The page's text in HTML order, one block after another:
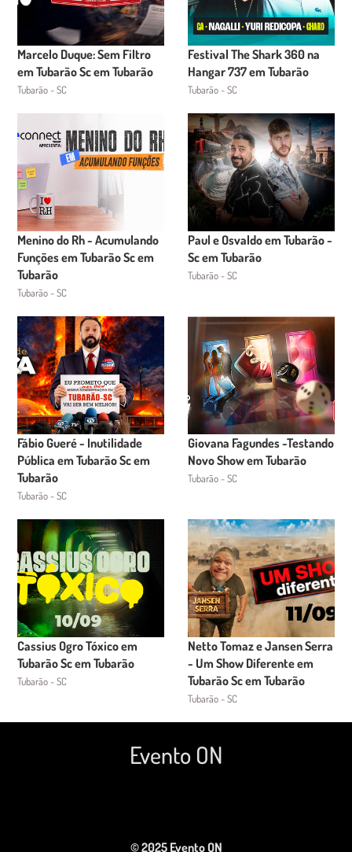
Marcelo Duque: Sem Filtro
em Tubarão Sc em Tubarão
Tubarão - SC
Festival The Shark 360 na
Hangar 737 em Tubarão
Tubarão - SC
Menino do Rh - Acumulando
Funções em Tubarão Sc em
Tubarão
Tubarão - SC
Paul e Osvaldo em Tubarão -
Sc em Tubarão
Tubarão - SC
Fábio Gueré - Inutilidade
Pública em Tubarão Sc em
Tubarão
Tubarão - SC
Giovana Fagundes -Testando
Novo Show em Tubarão
Tubarão - SC
Cassius Ogro Tóxico em
Tubarão Sc em Tubarão
Tubarão - SC
Netto Tomaz e Jansen Serra
- Um Show Diferente em
Tubarão Sc em Tubarão
Tubarão - SC
Evento ON
© 2025 Evento ON